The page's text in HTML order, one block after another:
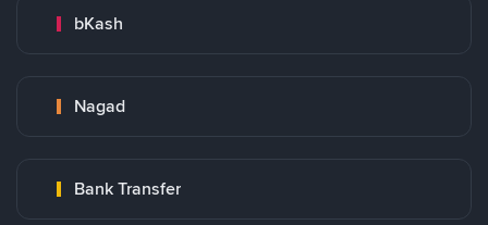
bKash
Nagad
Bank Transfer